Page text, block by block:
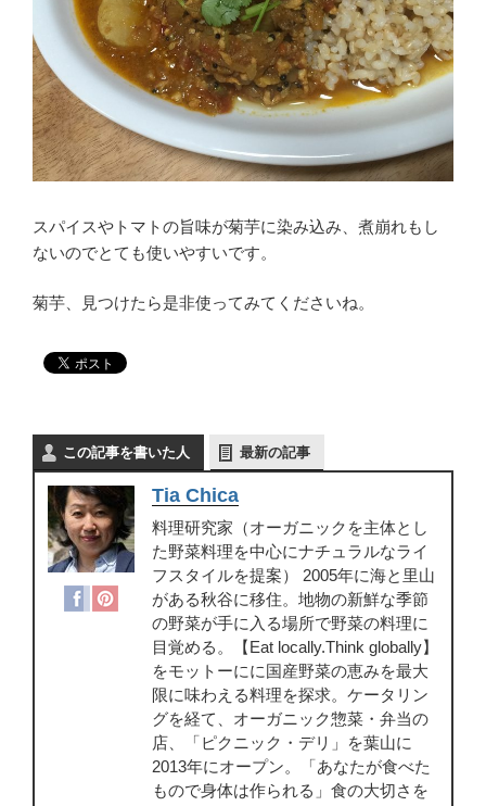
スパイスやトマトの旨味が菊芋に染み込み、煮崩れもし
ないのでとても使いやすいです。
菊芋、見つけたら是非使ってみてくださいね。
この記事を書いた人 最新の記事
Tia Chica
料理研究家（オーガニックを主体とし
た野菜料理を中心にナチュラルなライ
フスタイルを提案） 2005年に海と里山
がある秋谷に移住。地物の新鮮な季節
の野菜が手に入る場所で野菜の料理に
目覚める。【Eat locally.Think globally】
をモットーにに国産野菜の恵みを最大
限に味わえる料理を探求。ケータリン
グを経て、オーガニック惣菜・弁当の
店、「ピクニック・デリ」を葉山に
2013年にオープン。「あなたが食べた
もので身体は作られる」食の大切さを